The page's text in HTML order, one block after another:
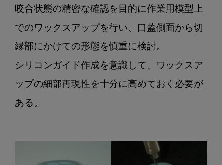
咬合状態の精密な確認を目的に作業用模型上
でのワックスアップを行い、口蓋側面から切
縁部にかけての形態を慎重に検討。
シリコンガイド作成を意識して、ワックスア
ップの細部再現性を十分に高めておく必要が
ある。